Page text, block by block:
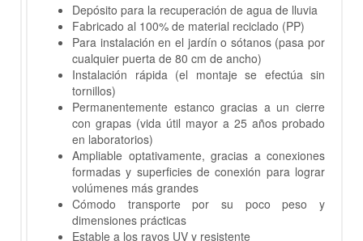
Depósito para la recuperación de agua de lluvia
Fabricado al 100% de material reciclado (PP)
Para instalación en el jardín o sótanos (pasa por
cualquier puerta de 80 cm de ancho)
Instalación rápida (el montaje se efectúa sin
tornillos)
Permanentemente estanco gracias a un cierre
con grapas (vida útil mayor a 25 años probado
en laboratorios)
Ampliable optativamente, gracias a conexiones
formadas y superficies de conexión para lograr
volúmenes más grandes
Cómodo transporte por su poco peso y
dimensiones prácticas
Estable a los rayos UV y resistente